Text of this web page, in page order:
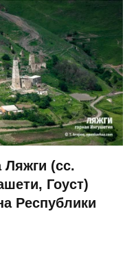
(сс.
Гоуст)
Республики